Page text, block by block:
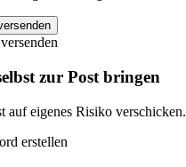
zur Post bringen
auf eigenes Risiko verschicken.
erstellen